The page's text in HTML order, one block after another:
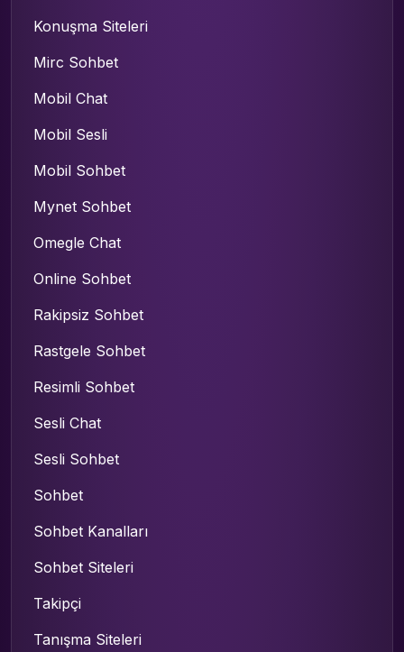
Konuşma Siteleri
Mirc Sohbet
Mobil Chat
Mobil Sesli
Mobil Sohbet
Mynet Sohbet
Omegle Chat
Online Sohbet
Rakipsiz Sohbet
Rastgele Sohbet
Resimli Sohbet
Sesli Chat
Sesli Sohbet
Sohbet
Sohbet Kanalları
Sohbet Siteleri
Takipçi
Tanışma Siteleri